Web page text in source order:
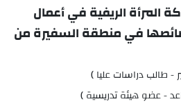
المرأة الريفية في أعمال
في منطقة السفيرة من
طالب دراسات عليا )
- عضو هيئة تدريسية )